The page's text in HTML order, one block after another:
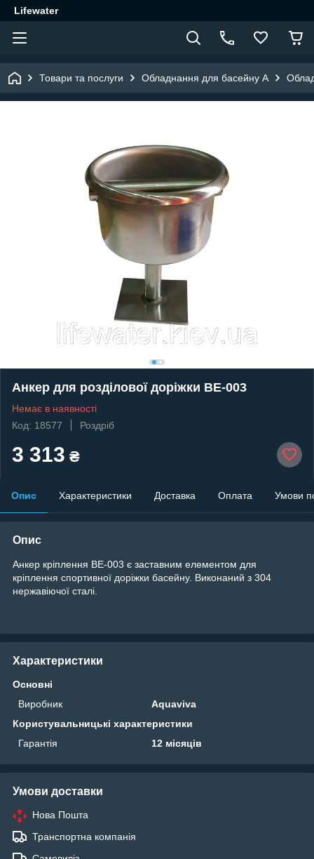
Lifewater
Товари та послуги Обладнання для басейну A
Анкер для розділової доріжки BE-003
Немає в наявності
Код: 18577
Роздріб
3 313 ₴
Опис Характеристики Доставка Оплата Умови
Опис
Анкер кріплення BE-003 є заставним елементом для
кріплення спортивної доріжки басейну. Виконаний з 304
нержавіючої сталі.
Характеристики
Основні
Виробник
Aquaviva
Користувальницькі характеристики
Гарантія
12 місяців
Умови доставки
Нова Пошта
Транспортна компанія